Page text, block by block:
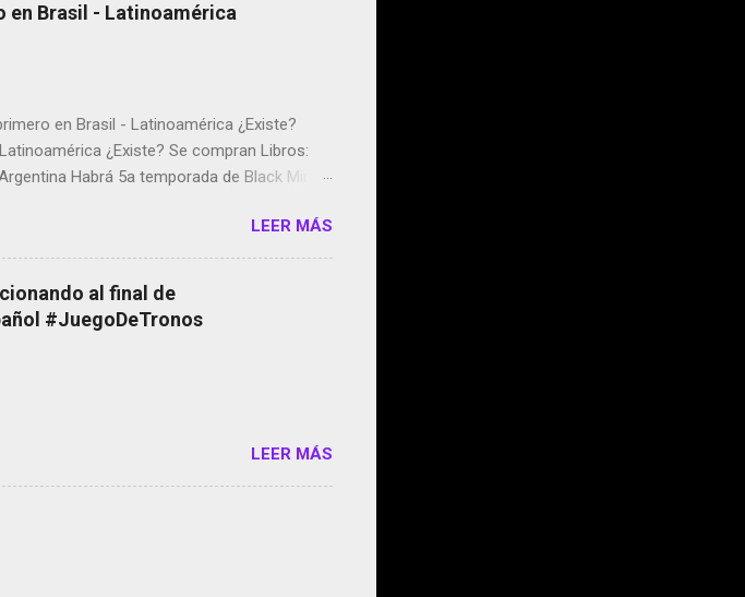
en Brasil - Latinoamérica
en Brasil - Latinoamérica ¿Existe?
¿Existe? Se compran Libros:
Habrá 5a temporada de Black Mirror
y vídeo selfies en la red social Riddley
su película Francisco regaña a los que usan
serie de la Tierra Media GoBee - StartUp
Motion en Instagram Vodafone: me siento
yo, chingas tu... http://amzn.to/2z1UkPK
LEER MÁS
al final de
#JuegoDeTronos
LEER MÁS